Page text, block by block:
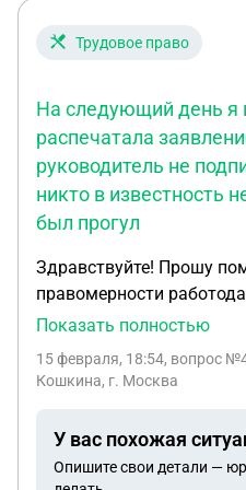
Трудовое право
На следующий день я
распечатала
руководитель не
никто в известность
был прогул
Здравствуйте! Прошу
правомерности
почувствовала себя
описала свое состояние
того, что дома еще был
температурой,
Показать полностью
15 февраля, 18:54, вопрос
Кошкина, г. Москва
У вас похожая
Опишите свои детали —